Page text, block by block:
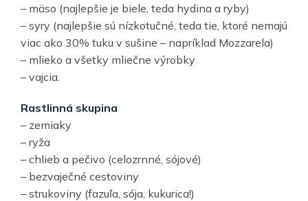
– mäso (najlepšie je biele, teda hydina a ryby)
– syry (najlepšie sú nízkotučné, teda tie, ktoré nemajú
viac ako 30% tuku v sušine – napríklad Mozzarela)
– mlieko a všetky mliečne výrobky
– vajcia.
Rastlinná skupina
– zemiaky
– ryža
– chlieb a pečivo (celozrnné, sójové)
– bezvaječné cestoviny
– strukoviny (fazuľa, sója, kukurica!)